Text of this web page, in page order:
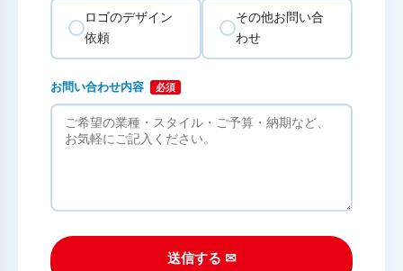
ロゴのデザイン
依頼
その他お問い合
わせ
お問い合わせ内容 必須
送信する ✉